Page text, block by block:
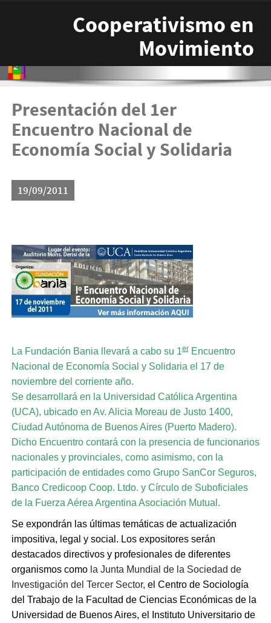
Cooperativismo en
Movimiento
Presentación del 1er
Encuentro Nacional de
Economía Social y Solidaria
19/09/2011
bania.jpg
La Fundación Bania llevará a cabo su 1erEncuentro
Nacional de Economía Social y Solidaria el 17 de
noviembre del corriente año.
Se desarrollará en l a Universidad Católica Argentina
(UCA), ubicado en Av. Alicia Moreau de Justo 1400,
Ciudad Autónoma de Buenos Aires (Puerto Madero).
Dicho Encuentro contará con la presencia de funcionarios
nacionales y provinciales, como asimismo, con la
participación de entidades como Grupo SanCor Seguros,
Banco Credicoop Coop. Ltdo. y Círculo de Suboficiales
de la Fuerza Aérea Argentina Asociación Mutual.
Se expondrán las últimas temáticas de actualización
impositiva, legal y social. Los expositores serán
destacados directivos y profesionales de diferentes
organismos como la Junta Mundial de la Sociedad de
Investigación del Tercer Sector, el Centro de Sociología
del Trabajo de la Facultad de Ciencias Económicas de la
Universidad de Buenos Aires, el Instituto Universitario de